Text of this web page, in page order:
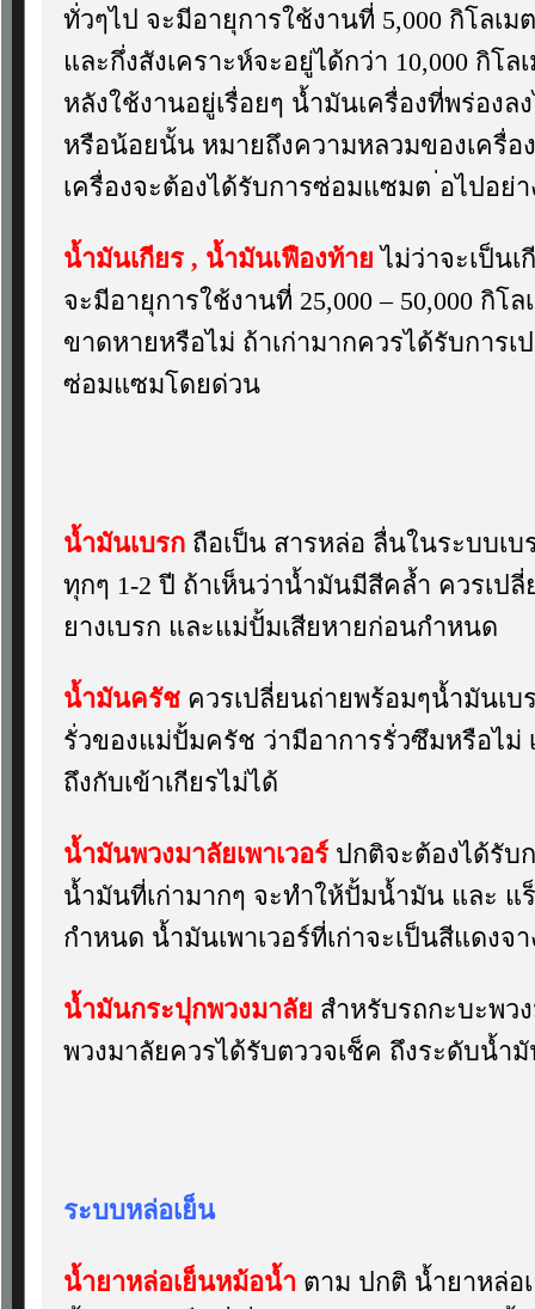
ทั่วๆไป จะมีอายุการใช้งานที่ 5,000 กิโลเม
และกึ่งสังเคราะห์จะอยู่ได้กว่า 10,000 กิโ
หลังใช้งานอยู่เรื่อยๆ น้ำมันเครื่องที่พร่องล
หรือน้อยนั้น หมายถึงความหลวมของเครื่อ
เครื่องจะต้องได้รับการซ่อมแซมต ่อไปอย่า
น้ำมันเกียร , น้ำมันเฟืองท้าย ไม่ว่าจะเป็นเ
จะมีอายุการใช้งานที่ 25,000 – 50,000 กิโ
ขาดหายหรือไม่ ถ้าเก่ามากควรได้รับการ
ซ่อมแซมโดยด่วน
น้ำมันเบรก ถือเป็น สารหล่อ ลื่นในระบบเ
ทุกๆ 1-2 ปี ถ้าเห็นว่าน้ำมันมีสีคล้ำ ควรเป
ยางเบรก และแม่ปั้มเสียหายก่อนกำหนด
น้ำมันครัช ควรเปลี่ยนถ่ายพร้อมๆน้ำมันเบ
รั่วของแม่ปั้มครัช ว่ามีอาการรั่วซึมหรือไม่
ถึงกับเข้าเกียรไม่ได้
น้ำมันพวงมาลัยเพาเวอร์ ปกติจะต้องได้รับ
น้ำมันที่เก่ามากๆ จะทำให้ปั้มน้ำมัน และ แ
กำหนด น้ำมันเพาเวอร์ที่เก่าจะเป็นสีแดงจา
น้ำมันกระปุกพวงมาลัย สำหรับรถกะบะพว
พวงมาลัยควรได้รับตววจเช็ค ถึงระดับน้ำ
ระบบหล่อเย็น
น้ำยาหล่อเย็นหม้อน้ำ ตาม ปกติ น้ำยาหล่อ